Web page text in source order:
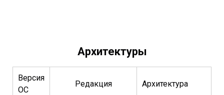
Архитектуры
Версия
ОС
Редакция Архитектура